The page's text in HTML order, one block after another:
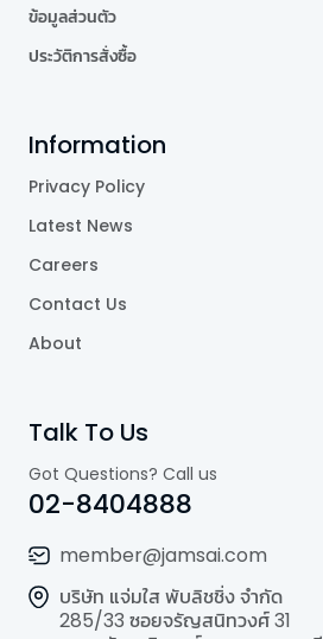
ข้อมูลส่วนตัว
ประวัติการสั่งซื้อ
Information
Privacy Policy
Latest News
Careers
Contact Us
About
Talk To Us
Got Questions? Call us
02-8404888
member@jamsai.com
บริษัท แจ่มใส พับลิชชิ่ง จำกัด
285/33 ซอยจรัญสนิทวงศ์ 31